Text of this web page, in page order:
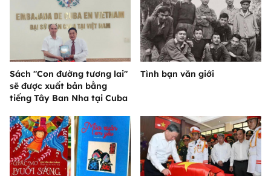
Sách "Con đường tương lai"
sẽ được xuất bản bằng
tiếng Tây Ban Nha tại Cuba
Tình bạn văn giới